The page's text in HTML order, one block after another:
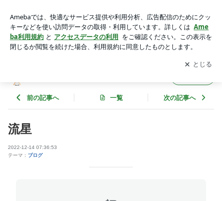
アプリをダウンロードして ブログの更新通知
を受け取りまし
ょう。
開く
前の記事へ 一覧 次の記事へ
流星
2022-12-14 07:36:53
テーマ： ブログ